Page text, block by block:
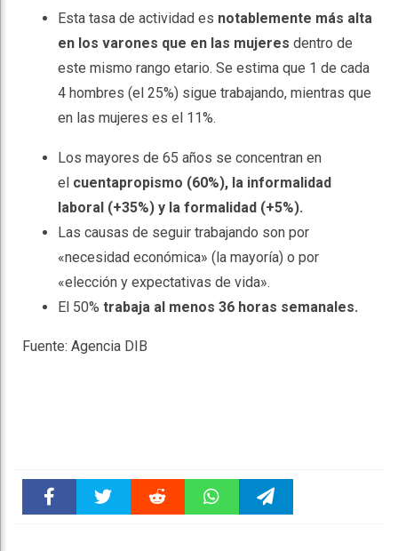
Esta tasa de actividad es notablemente más alta
en los varones que en las mujeres dentro de
este mismo rango etario. Se estima que 1 de cada
4 hombres (el 25%) sigue trabajando, mientras que
en las mujeres es el 11%.
Los mayores de 65 años se concentran en
el cuentapropismo (60%), la informalidad
laboral (+35%) y la formalidad (+5%).
Las causas de seguir trabajando son por
«necesidad económica» (la mayoría) o por
«elección y expectativas de vida».
El 50% trabaja al menos 36 horas semanales.
Fuente: Agencia DIB